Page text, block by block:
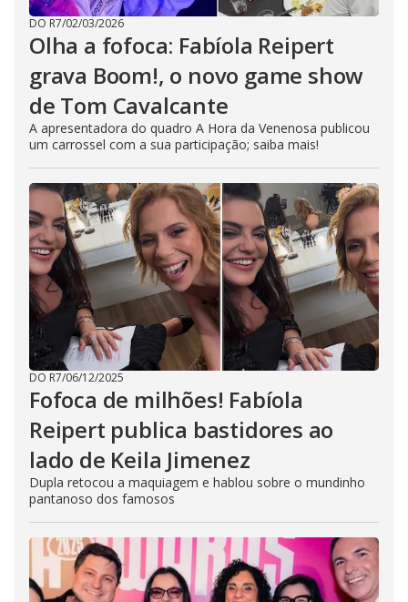
DO R7/02/03/2026
Olha a fofoca: Fabíola Reipert
grava Boom!, o novo game show
de Tom Cavalcante
A apresentadora do quadro A Hora da Venenosa publicou
um carrossel com a sua participação; saiba mais!
DO R7/06/12/2025
Fofoca de milhões! Fabíola
Reipert publica bastidores ao
lado de Keila Jimenez
Dupla retocou a maquiagem e hablou sobre o mundinho
pantanoso dos famosos